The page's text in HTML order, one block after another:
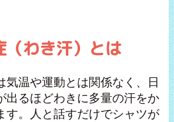
（わき汗）とは
気温や運動とは関係なく、日
出るほどわきに多量の汗をか
す。人と話すだけでシャツが